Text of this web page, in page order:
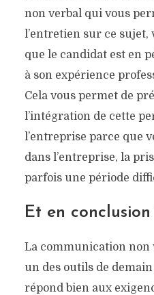
non verbal qui vous
l’entretien sur ce sujet,
que le candidat est en
à son expérience
Cela vous permet de
l’intégration de cette
l’entreprise parce que
dans l’entreprise, la
parfois une période
Et en conclusion
La communication non
un des outils de
répond bien aux